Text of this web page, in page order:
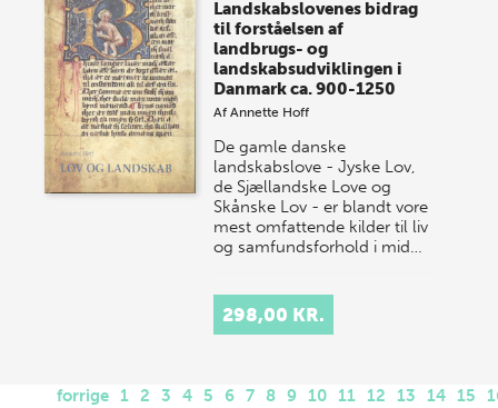
Landskabslovenes bidrag
til forståelsen af
landbrugs- og
landskabsudviklingen i
Danmark ca. 900-1250
AfAnnette Hoff
De gamle danske
landskabslove - Jyske Lov,
de Sjællandske Love og
Skånske Lov - er blandt vore
mest omfattende kilder til liv
og samfundsforhold i mid…
298,00 KR.
forrige 1 2 3 4 5 6 7 8 9 10 11 12 13 14 15